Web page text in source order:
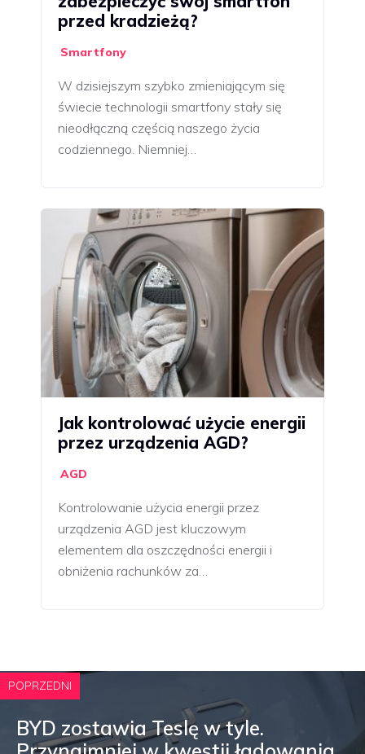
przed kradzieżą?
Smartfony
W dzisiejszym szybko zmieniającym się
świecie technologii smartfony stały się
nieodłączną częścią naszego życia
codziennego. Niemniej…
Jak kontrolować użycie energii
przez urządzenia AGD?
AGD
Kontrolowanie użycia energii przez
urządzenia AGD jest kluczowym
elementem dla oszczędności energii i
obniżenia rachunków za…
POPRZEDNI
BYD zostawia Teslę w tyle.